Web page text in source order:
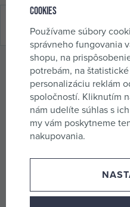
Hodnotenie (0 x)
Preskúmajte
Cookies
Používame súbory
správneho fungovania
shopu, na
potrebám, na
personalizáciu reklám
spoločností. Kliknutím
nám udelíte súhlas s
my vám poskytneme
nakupovania.